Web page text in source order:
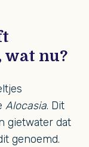
wat nu?
Alocasia. Dit
gietwater dat
genoemd.